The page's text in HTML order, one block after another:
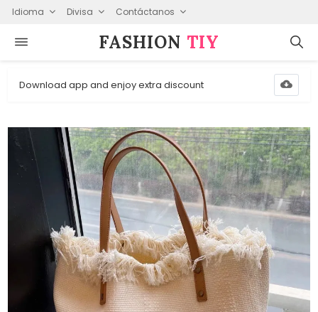
Idioma Divisa Contáctanos
FASHION⁠ TIY
Download app and enjoy extra discount